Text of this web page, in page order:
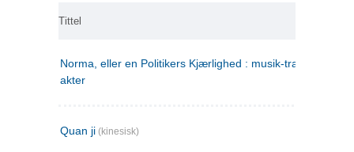
Tittel
Norma, eller en Politikers Kjærlighed : musik-tragedie i tre
akter
Quan ji (kinesisk)